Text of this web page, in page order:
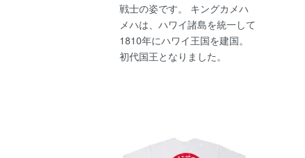
戦士の姿です。 キングカメハ
メハは、ハワイ諸島を統一して
1810年にハワイ王国を建国。
初代国王となりました。